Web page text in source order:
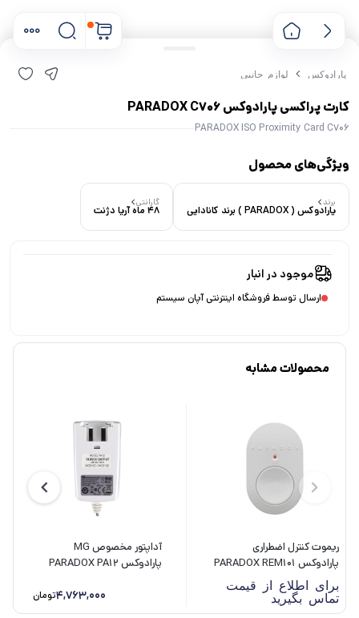
پارادوکس لوازم جانبی
کارت پراکسی پارادوکس PARADOX C706
PARADOX ISO Proximity Card C706
ویژگی‌های محصول
برند
پارادوکس ( PARADOX ) برند کانادایی
گارانتی
48 ماه آریا دژنت
موجود در انبار
ارسال توسط فروشگاه اینترنتی آپان سیستم
محصولات مشابه
ریموت کنترل اضطراری
پارادوکس PARADOX REM101
برای اطلاع از قیمت
تماس بگیرید
آداپتور مخصوص MG
پارادوکس PARADOX PA12
4,763,000تومان